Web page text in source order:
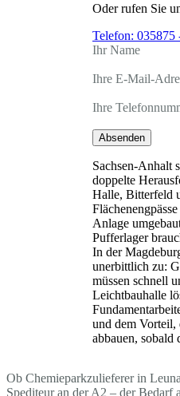
Oder rufen Sie
Telefon: 035875
Ihr Name
Ihre E-Mail-
Ihre
Absenden
Sachsen-Anhalt
doppelte
Halle, Bitterfeld
Anlage
Pufferlager
In der
unerbittlich zu:
müssen schnell
Leichtbauhalle
und dem Vorteil,
abbauen, sobald
Ob Chemieparkzulieferer in
Spediteur an der A2 – der Bedarf